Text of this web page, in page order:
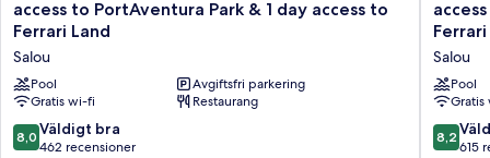
Land
Ferrari
Land
El
Paso
-
Includes
unlimited
access
to
access to PortAventura Park & 1 day access to
Ferrari Land
Salou
Pool
Avgiftsfri parkering
Gratis wi-fi
Restaurang
8.0
av
8,0 Väldigt bra
462 recensioner
Caribe
-
Includes
access
to
Salou
Pool
8.2
av
8,2
615